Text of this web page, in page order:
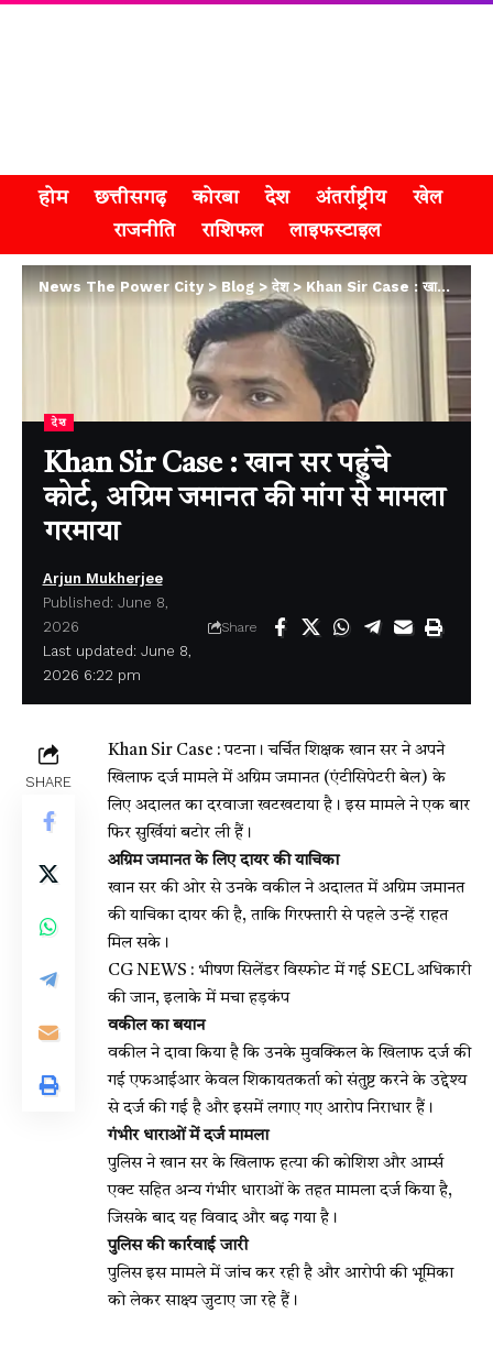
होम छत्तीसगढ़ कोरबा देश अंतर्राष्ट्रीय
खेल
राजनीति
राशिफल लाइफस्टाइल
News The Power City>Blog>देश>Khan Sir Case : खान सर पहुंचे कोर्ट, अग्रिम जमानत की मांग से मामला गरमाया
देश
Khan Sir Case : खान सर पहुंचे
कोर्ट, अग्रिम जमानत की मांग से मामला
गरमाया
Last updated: June 8,
2026 6:22 pm
Arjun Mukherjee
Published: June 8,
2026
Share
SHARE
Khan Sir Case : पटना। चर्चित शिक्षक खान सर ने अपने
खिलाफ दर्ज मामले में अग्रिम जमानत (एंटीसिपेटरी बेल) के
लिए अदालत का दरवाजा खटखटाया है। इस मामले ने एक बार
फिर सुर्खियां बटोर ली हैं।
अग्रिम जमानत के लिए दायर की याचिका
खान सर की ओर से उनके वकील ने अदालत में अग्रिम जमानत
की याचिका दायर की है, ताकि गिरफ्तारी से पहले उन्हें राहत
मिल सके।
CG NEWS : भीषण सिलेंडर विस्फोट में गई SECL अधिकारी
की जान, इलाके में मचा हड़कंप
वकील का बयान
वकील ने दावा किया है कि उनके मुवक्किल के खिलाफ दर्ज की
गई एफआईआर केवल शिकायतकर्ता को संतुष्ट करने के उद्देश्य
से दर्ज की गई है और इसमें लगाए गए आरोप निराधार हैं।
गंभीर धाराओं में दर्ज मामला
पुलिस ने खान सर के खिलाफ हत्या की कोशिश और आर्म्स
एक्ट सहित अन्य गंभीर धाराओं के तहत मामला दर्ज किया है,
जिसके बाद यह विवाद और बढ़ गया है।
पुलिस की कार्रवाई जारी
पुलिस इस मामले में जांच कर रही है और आरोपी की भूमिका
को लेकर साक्ष्य जुटाए जा रहे हैं।